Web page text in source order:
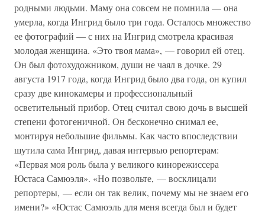
родными людьми. Маму она совсем не помнила — она
умерла, когда Ингрид было три года. Осталось множество
ее фотографий — с них на Ингрид смотрела красивая
молодая женщина. «Это твоя мама», — говорил ей отец.
Он был фотохудожником, души не чаял в дочке. 29
августа 1917 года, когда Ингрид было два года, он купил
сразу две кинокамеры и профессиональный
осветительный прибор. Отец считал свою дочь в высшей
степени фотогеничной. Он бесконечно снимал ее,
монтируя небольшие фильмы. Как часто впоследствии
шутила сама Ингрид, давая интервью репортерам:
«Первая моя роль была у великого кинорежиссера
Юстаса Самюэля». «Но позвольте, — восклицали
репортеры, — если он так велик, почему мы не знаем его
имени?» «Юстас Самюэль для меня всегда был и будет